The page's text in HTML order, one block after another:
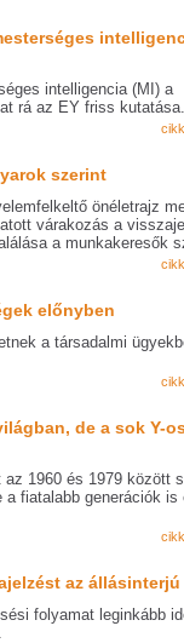
intelligencia (MI) a
rá az EY friss kutatása.
szerint
önéletrajz
várakozás a
a munkakeresők
előnyben
a társadalmi
de a sok Y-
1960 és 1979 között
fiatalabb generációk is
az
folyamat leginkább